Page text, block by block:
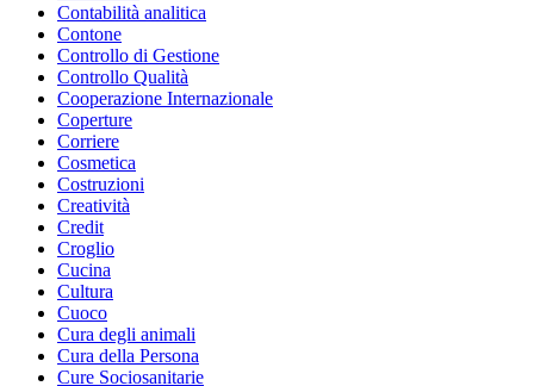
Contabilità analitica
Contone
Controllo di Gestione
Controllo Qualità
Cooperazione Internazionale
Coperture
Corriere
Cosmetica
Costruzioni
Creatività
Credit
Croglio
Cucina
Cultura
Cuoco
Cura degli animali
Cura della Persona
Cure Sociosanitarie